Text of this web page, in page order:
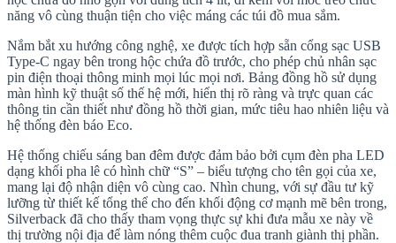
năng vô cùng thuận tiện cho việc máng các túi đồ mua sắm.
Nắm bắt xu hướng công nghệ, xe được tích hợp sẵn cổng sạc USB
Type-C ngay bên trong hộc chứa đồ trước, cho phép chủ nhân sạc
pin điện thoại thông minh mọi lúc mọi nơi. Bảng đồng hồ sử dụng
màn hình kỹ thuật số thế hệ mới, hiển thị rõ ràng và trực quan các
thông tin cần thiết như đồng hồ thời gian, mức tiêu hao nhiên liệu và
hệ thống đèn báo Eco.
Hệ thống chiếu sáng ban đêm được đảm bảo bởi cụm đèn pha LED
dạng khối pha lê có hình chữ “S” – biểu tượng cho tên gọi của xe,
mang lại độ nhận diện vô cùng cao. Nhìn chung, với sự đầu tư kỹ
lưỡng từ thiết kế tổng thể cho đến khối động cơ mạnh mẽ bên trong,
Silverback đã cho thấy tham vọng thực sự khi đưa mẫu xe này về
thị trường nội địa để làm nóng thêm cuộc đua tranh giành thị phần.